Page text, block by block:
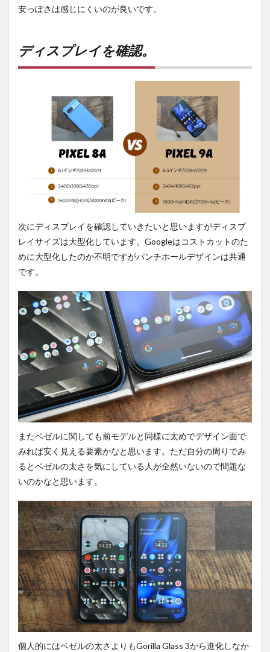
安っぽさは感じにくいのが良いです。
ディスプレイを確認。
次にディスプレイを確認していきたいと思いますがディスプ
レイサイズは大型化しています。Googleはコストカットのた
めに大型化したのか不明ですがパンチホールデザインは共通
です。
またベゼルに関しても前モデルと同様に太めでデザイン面で
みれば安く見える要素かなと思います。ただ自分の周りでみ
るとベゼルの太さを気にしている人が全然いないので問題な
いのかなと思います。
個人的にはベゼルの太さよりもGorilla Glass 3から進化しなか